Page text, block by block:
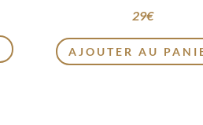
29€
AJOUTER AU